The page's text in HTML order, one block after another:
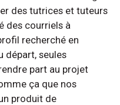
des tutrices et tuteurs
des courriels à
recherché en
départ, seules
part au projet
ça que nos
produit de